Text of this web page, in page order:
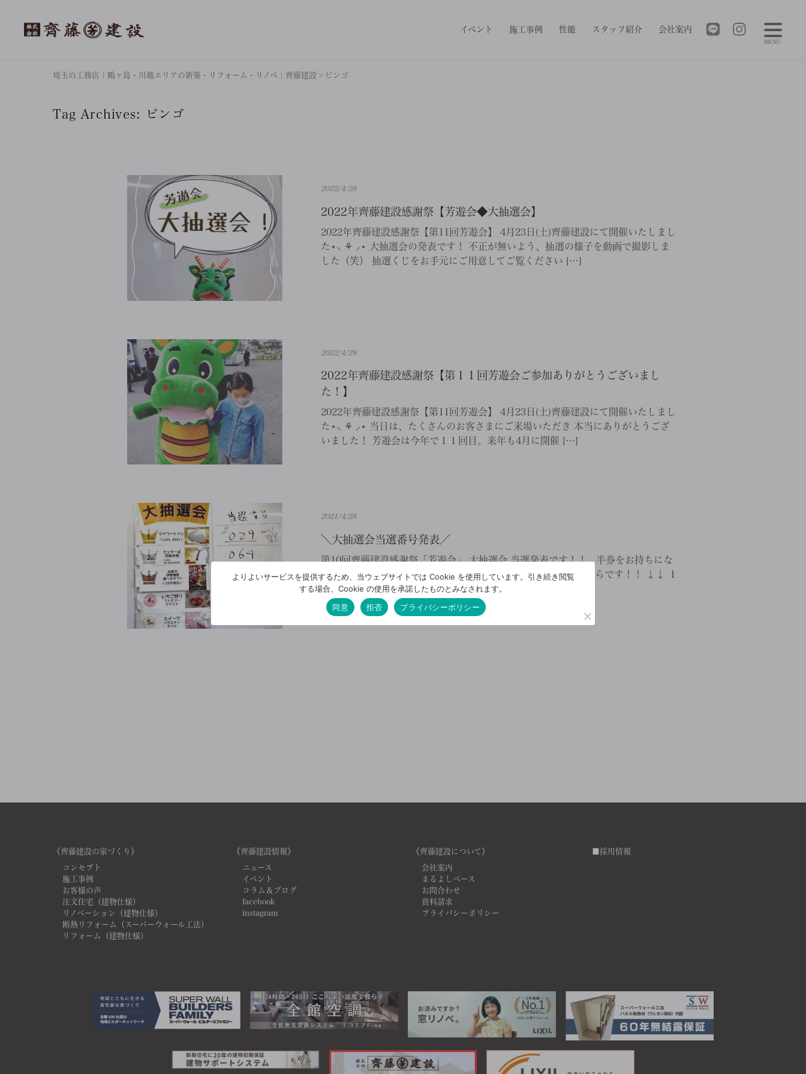
イベント 施工事例 性能 スタッフ紹介 会社案内
埼玉の工務店｜鶴ヶ島・川越エリアの新築・リフォーム・リノベ｜齊藤建設 > ビンゴ
Tag Archives: ビンゴ
2022/4/28
2022年齊藤建設感謝祭【芳遊会◆大抽選会】
2022年齊藤建設感謝祭【第11回芳遊会】 4月23日(土)齊藤建設にて開催いたしまし
た⋆⸜ ⚘ ⸝⋆ 大抽選会の発表です！ 不正が無いよう、抽選の様子を動画で撮影しま
した（笑） 抽選くじをお手元にご用意してご覧ください […]
2022/4/28
2022年齊藤建設感謝祭【第１１回芳遊会ご参加ありがとうございまし
た！】
2022年齊藤建設感謝祭【第11回芳遊会】 4月23日(土)齊藤建設にて開催いたしまし
た⋆⸜ ⚘ ⸝⋆ 当日は、たくさんのお客さまにご来場いただき 本当にありがとうござ
いました！ 芳遊会は今年で１１回目。来年も4月に開催 […]
2021/4/28
＼大抽選会当選番号発表／
第10回齊藤建設感謝祭「芳遊会」 大抽選会 当選発表です！！ 半券をお持ちにな
って、ご確認をお願いします
当選番号は ・ ・ ・ ・ こちらです！！ ↓↓ １
等 シャワートイレ 029番 & […]
MENU
《齊藤建設の家づくり》
コンセプト
施工事例
お客様の声
注文住宅（建物仕様）
リノベーション（建物仕様）
断熱リフォーム（スーパーウォール工法）
リフォーム（建物仕様）
《齊藤建設情報》
ニュース
イベント
コラム＆ブログ
facebook
instagram
《齊藤建設について》
会社案内
まるよしベース
お問合わせ
資料請求
プライバシーポリシー
■採用情報
よりよいサービスを提供するため、当ウェブサイトでは Cookie を使用しています。引き続き閲覧
する場合、Cookie の使用を承諾したものとみなされます。
同意
拒否 プライバシーポリシー